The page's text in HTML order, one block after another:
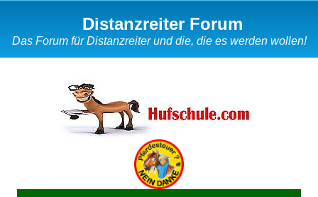
Distanzreiter Forum
Das Forum für Distanzreiter und die, die es werden wollen!